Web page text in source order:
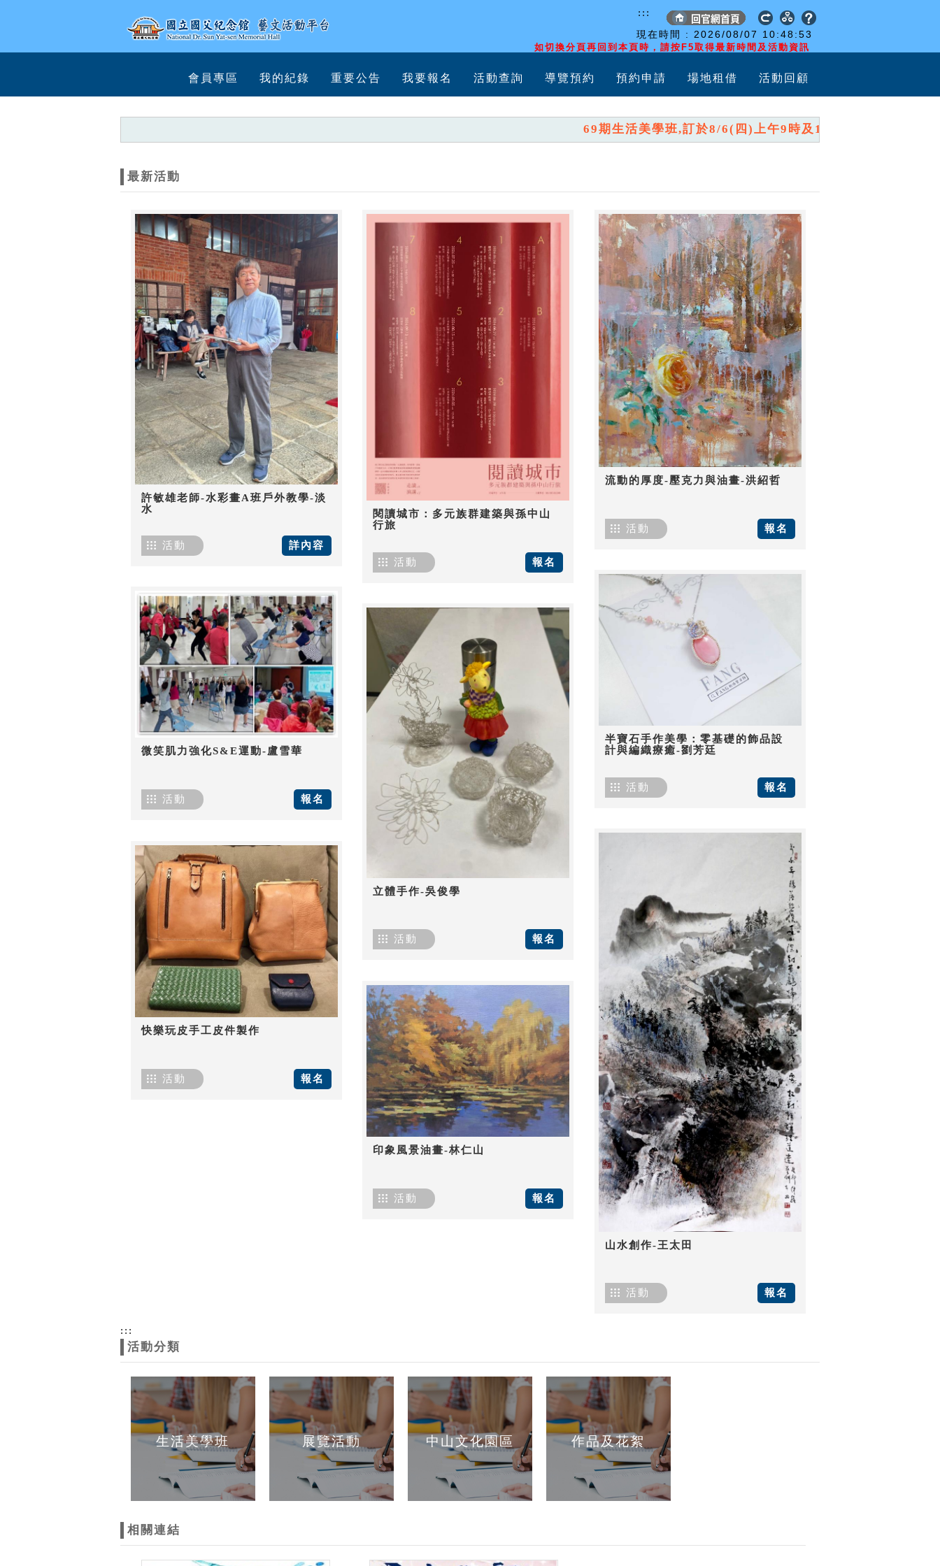
現在時間 : 2026/08/07 10:48:54
如切換分頁再回到本頁時，請按F5取得最新時間及活動資訊
:::
會員專區 我的紀錄 重要公告 我要報名 活動查詢 導覽預約 預約申請 場地租借 活動回顧
69期生活美學班,訂於8/6(四)上午9時及10時,分兩時段開放報名,
最新活動
許敏雄老師-水彩畫A班戶外教學-淡
水
詳內容
活動
閱讀城市：多元族群建築與孫中山
行旅
報名
活動
流動的厚度-壓克力與油畫-洪紹哲
報名
活動
半寶石手作美學：零基礎的飾品設
計與編織療癒-劉芳廷
報名
活動
微笑肌力強化S&E運動-盧雪華
報名
活動
立體手作-吳俊學
報名
活動
山水創作-王太田
報名
活動
快樂玩皮手工皮件製作
報名
活動
印象風景油畫-林仁山
報名
活動
:::
活動分類
生活美學班 展覽活動 中山文化園區 作品及花絮
相關連結